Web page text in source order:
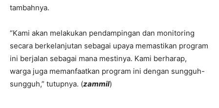
tambahnya.
“Kami akan melakukan pendampingan dan monitoring
secara berkelanjutan sebagai upaya memastikan program
ini berjalan sebagai mana mestinya. Kami berharap,
warga juga memanfaatkan program ini dengan sungguh-
sungguh,” tutupnya. (zammil)